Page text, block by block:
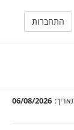
התחברות
06/08/2026